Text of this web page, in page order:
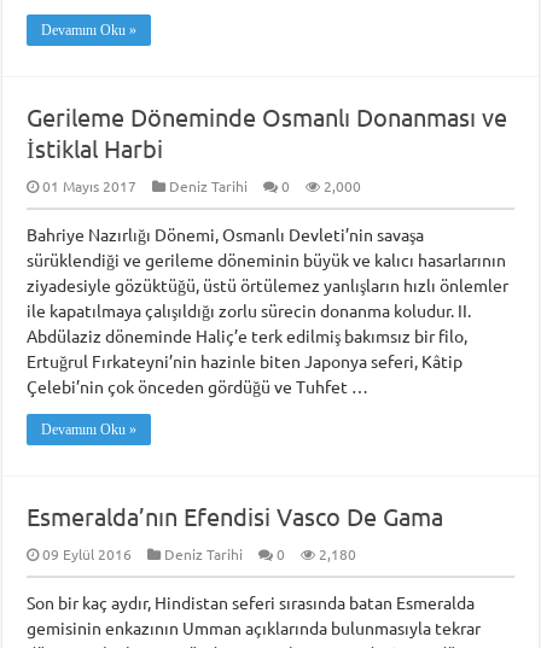
Devamını Oku »
Gerileme Döneminde Osmanlı Donanması ve
İstiklal Harbi
01 Mayıs 2017 Deniz Tarihi 0 2,000
Bahriye Nazırlığı Dönemi, Osmanlı Devleti’nin savaşa
sürüklendiği ve gerileme döneminin büyük ve kalıcı hasarlarının
ziyadesiyle gözüktüğü, üstü örtülemez yanlışların hızlı önlemler
ile kapatılmaya çalışıldığı zorlu sürecin donanma koludur. II.
Abdülaziz döneminde Haliç’e terk edilmiş bakımsız bir filo,
Ertuğrul Fırkateyni’nin hazinle biten Japonya seferi, Kâtip
Çelebi’nin çok önceden gördüğü ve Tuhfet …
Devamını Oku »
Esmeralda’nın Efendisi Vasco De Gama
09 Eylül 2016 Deniz Tarihi 0 2,180
Son bir kaç aydır, Hindistan seferi sırasında batan Esmeralda
gemisinin enkazının Umman açıklarında bulunmasıyla tekrar